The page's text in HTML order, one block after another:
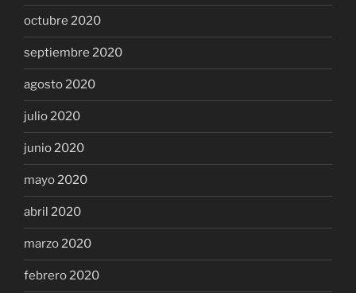
octubre 2020
septiembre 2020
agosto 2020
julio 2020
junio 2020
mayo 2020
abril 2020
marzo 2020
febrero 2020